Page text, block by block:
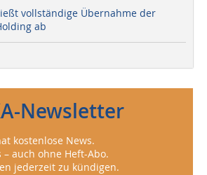
vollständige Übernahme der
ab
Newsletter
kostenlose News.
auch ohne Heft-Abo.
jederzeit zu kündigen.